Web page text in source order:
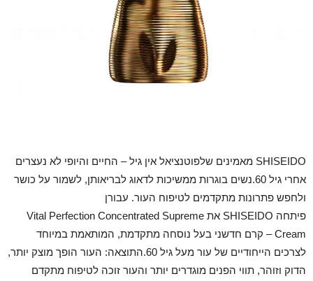
SHISEIDO מאמינים שלפוטנציאל אין גיל – החיים והיופי לא נעצרים
אחרי גיל 60.נשים בוגרות ממשיכות לדאוג לבריאותן, לשמור על כושר
ולחפש פתרונות מתקדמים לטיפוח העור. עבורן
פיתחה SHISEIDO את Vital Perfection Concentrated Supreme
Cream – קרם חדשני בעל נוסחה מתקדמת, המותאמת במיוחד
לצרכים הייחודיים של עור מעל גיל 60.התוצאה: העור הופך מוצק יותר,
הדוק וזוהר, תווי הפנים מוגדרים יותר והעור זוכה לטיפוח מתקדם